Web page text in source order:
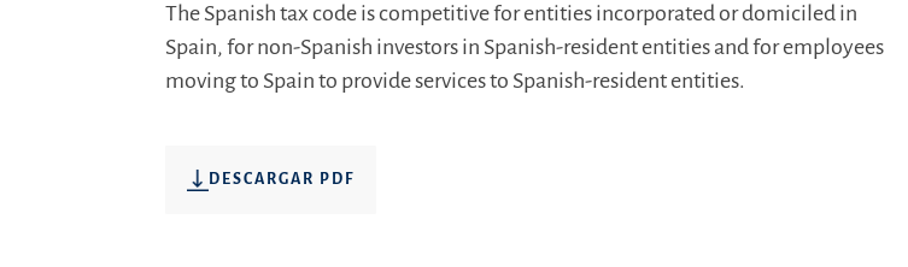
The Spanish tax code is competitive for entities incorporated or domiciled in
Spain, for non-Spanish investors in Spanish-resident entities and for employees
moving to Spain to provide services to Spanish-resident entities.
DESCARGAR PDF